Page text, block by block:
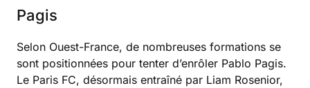
Pagis
Selon Ouest-France, de nombreuses formations se
sont positionnées pour tenter d’enrôler Pablo Pagis.
Le Paris FC, désormais entraîné par Liam Rosenior,